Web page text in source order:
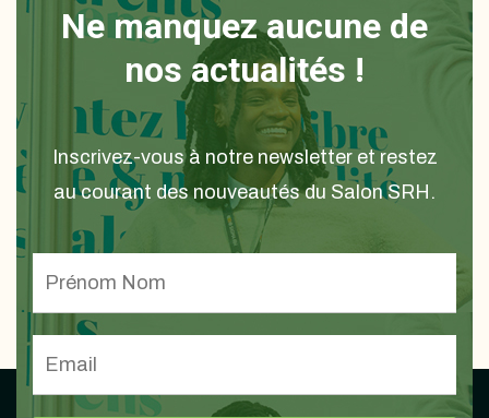
Ne manquez aucune de
nos actualités !
Inscrivez-vous à notre newsletter et restez
au courant des nouveautés du Salon SRH.